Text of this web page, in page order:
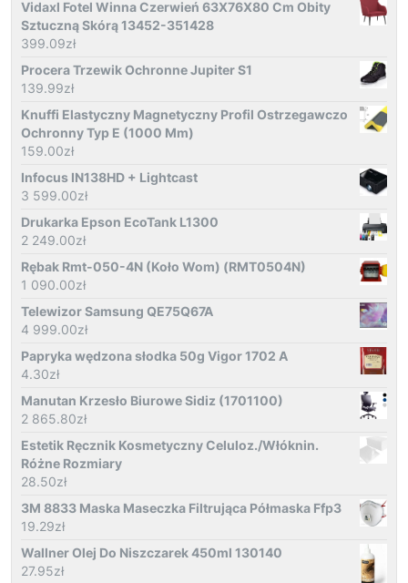
Vidaxl Fotel Winna Czerwień 63X76X80 Cm Obity
Sztuczną Skórą 13452-351428
399.09zł
Procera Trzewik Ochronne Jupiter S1
139.99zł
Knuffi Elastyczny Magnetyczny Profil Ostrzegawczo
Ochronny Typ E (1000 Mm)
159.00zł
Infocus IN138HD + Lightcast
3 599.00zł
Drukarka Epson EcoTank L1300
2 249.00zł
Rębak Rmt-050-4N (Koło Wom) (RMT0504N)
1 090.00zł
Telewizor Samsung QE75Q67A
4 999.00zł
Papryka wędzona słodka 50g Vigor 1702 A
4.30zł
Manutan Krzesło Biurowe Sidiz (1701100)
2 865.80zł
Estetik Ręcznik Kosmetyczny Celuloz./Włóknin.
Różne Rozmiary
28.50zł
3M 8833 Maska Maseczka Filtrująca Półmaska Ffp3
19.29zł
Wallner Olej Do Niszczarek 450ml 130140
27.95zł